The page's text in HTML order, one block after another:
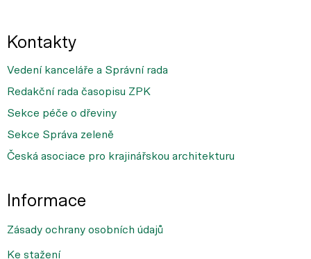
Informace
Zásady ochrany osobních údajů
Ke stažení
Kontakty
Vedení kanceláře a Správní rada
Redakční rada časopisu ZPK
Sekce péče o dřeviny
Sekce Správa zeleně
Česká asociace pro krajinářskou architekturu